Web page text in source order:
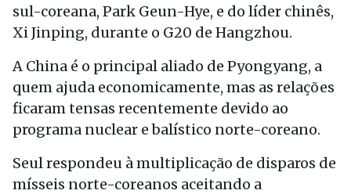
sul-coreana, Park Geun-Hye, e do líder chinês,
Xi Jinping, durante o G20 de Hangzhou.
A China é o principal aliado de Pyongyang, a
quem ajuda economicamente, mas as relações
ficaram tensas recentemente devido ao
programa nuclear e balístico norte-coreano.
Seul respondeu à multiplicação de disparos de
mísseis norte-coreanos aceitando a